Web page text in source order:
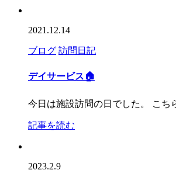
2021.12.14
ブログ 訪問日記
デイサービス🏠
今日は施設訪問の日でした。 こ
記事を読む
2023.2.9